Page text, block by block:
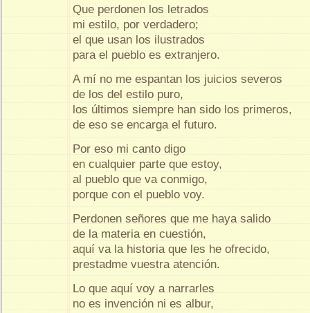
Que perdonen los letrados
mi estilo, por verdadero;
el que usan los ilustrados
para el pueblo es extranjero.
A mí no me espantan los juicios severos
de los del estilo puro,
los últimos siempre han sido los primeros,
de eso se encarga el futuro.
Por eso mi canto digo
en cualquier parte que estoy,
al pueblo que va conmigo,
porque con el pueblo voy.
Perdonen señores que me haya salido
de la materia en cuestión,
aquí va la historia que les he ofrecido,
prestadme vuestra atención.
Lo que aquí voy a narrarles
no es invención ni es albur,